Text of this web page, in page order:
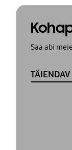
Saa abi
TÄIENDAV